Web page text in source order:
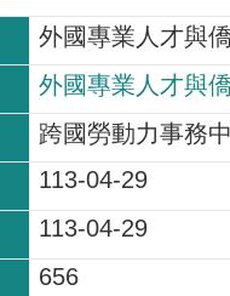
外國專業人才與
外國專業人才與
跨國勞動力事務
113-04-29
113-04-29
656